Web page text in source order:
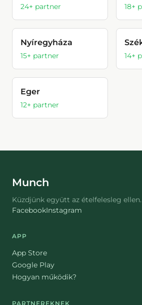
24+ partner 18+
Nyíregyháza
15+ partner 14+
Eger
12+ partner
Munch
Küzdjünk együtt az ételfelesleg ellen.
FacebookInstagram
APP
App Store
Google Play
Hogyan működik?
PARTNEREKNEK